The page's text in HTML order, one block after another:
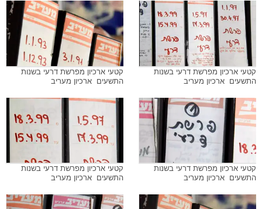
קטעי ארכיון מפרשת דרעי בשנות
התשעים  ארכיון מעריב
קטעי ארכיון מפרשת דרעי בשנות
התשעים  ארכיון מעריב
קטעי ארכיון מפרשת דרעי בשנות
התשעים  ארכיון מעריב
קטעי ארכיון מפרשת דרעי בשנות
התשעים  ארכיון מעריב